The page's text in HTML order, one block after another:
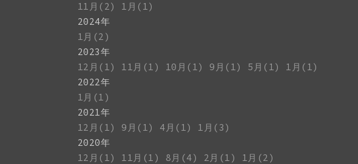
11月(2)
1月(1)
2024年
1月(2)
2023年
12月(1)
11月(1) 10月(1) 9月(1) 5月(1)
1月(1)
2022年
1月(1)
2021年
12月(1)
9月(1) 4月(1)
1月(3)
2020年
12月(1)
11月(1) 8月(4) 2月(1)
1月(2)